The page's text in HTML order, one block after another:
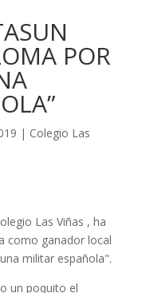
POR
| Colegio Las
Las Viñas , ha
como ganador local
militar española".
un poquito el